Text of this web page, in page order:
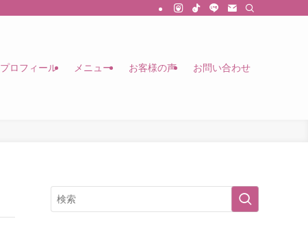
プロフィール メニュー お客様の声 お問い合わせ